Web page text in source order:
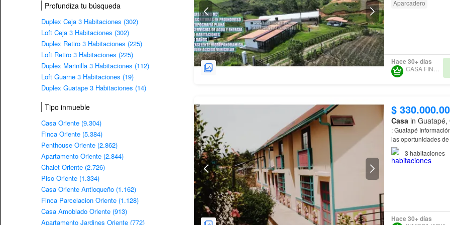
Profundiza tu búsqueda
Duplex Ceja 3 Habitaciones (302)
Loft Ceja 3 Habitaciones (302)
Duplex Retiro 3 Habitaciones (225)
Loft Retiro 3 Habitaciones (225)
Duplex Marinilla 3 Habitaciones (112)
Loft Guarne 3 Habitaciones (19)
Duplex Guatape 3 Habitaciones (14)
Tipo inmueble
Casa Oriente (9.304)
Finca Oriente (5.384)
Penthouse Oriente (2.862)
Apartamento Oriente (2.844)
Chalet Oriente (2.726)
Piso Oriente (1.334)
Casa Oriente Antioqueño (1.162)
Finca Parcelacion Oriente (1.128)
Casa Amoblado Oriente (913)
Apartamento Jardines Oriente (772)
Aparcadero
Hace 30+ días
CASA FINCA RAÍZ
$
Casa in Guatapé,
: Guatapé
las oportunidades
de renta mensual
3 habitaciones
Hace 30+ días